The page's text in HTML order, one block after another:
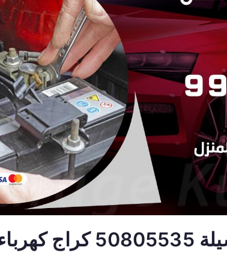
كهربائي سيارات المسيلة